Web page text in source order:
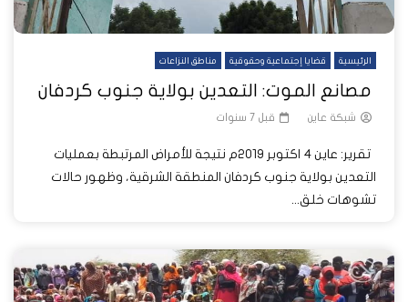
الرئيسية قضايا إجتماعية وحقوقية مناطق النزاعات
مصانع الموت: التعدين بولاية جنوب كردفان
شبكة عاين قبل 7 سنوات
تقرير: عاين 4 اكتوبر 2019م نتيجة للأمراض المرتبطة بعمليات
التعدين بولاية جنوب كردفان المنطقة الشرقية، وظهور حالات
تشوهات خلق...